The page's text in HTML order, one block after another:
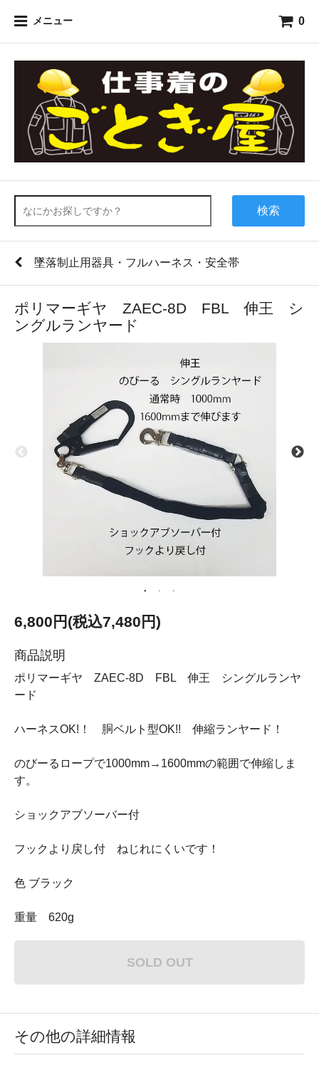
メニュー 0
検索
墜落制止用器具・フルハーネス・安全帯
ポリマーギヤ ZAEC-8D FBL 伸王 シ
ングルランヤード
6,800円(税込7,480円)
商品説明
ポリマーギヤ ZAEC-8D FBL 伸王 シングルランヤ
ード
ハーネスOK!！ 胴ベルト型OK!! 伸縮ランヤード！
のびーるロープで1000mm→1600mmの範囲で伸縮しま
す。
ショックアブソーバー付
フックより戻し付 ねじれにくいです！
色 ブラック
重量 620g
SOLD OUT
その他の詳細情報